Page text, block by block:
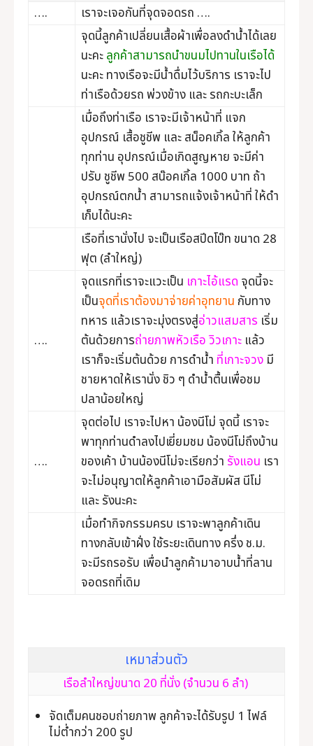
….
เราจะเจอกันที่จุดจอดรถ ….
จุดนี้ลูกค้าเปลี่ยนเสื้อผ้าเพื่อลงดำน้ำได้เลย
นะคะลูกค้าสามารถนำขนมไปทานในเรือได้
นะคะ ทางเรือจะมีน้ำดื่มไว้บริการ เราจะไป
ท่าเรือด้วยรถ พ่วงข้าง และ รถกะบะเล็ก
เมื่อถึงท่าเรือ เราจะมีเจ้าหน้าที่ แจก
อุปกรณ์ เสื้อชูชีพ และ สน็อคเกิ้ล ให้ลูกค้า
ทุกท่าน อุปกรณ์เมื่อเกิดสูญหาย จะมีค่า
ปรับ ชูชีพ 500 สน๊อคเกิ้ล 1000 บาท ถ้า
อุปกรณ์ตกน้ำ สามารถแจ้งเจ้าหน้าที่ ให้ดำ
เก็บได้นะคะ
เรือที่เรานั่งไป จะเป็นเรือสปีดโบ๊ท ขนาด 28
ฟุต (ลำใหญ่)
….
จุดแรกที่เราจะแวะเป็น เกาะไอ้แรด จุดนี้จะ
เป็นจุดที่เราต้องมาจ่ายค่าอุทยาน กับทาง
ทหาร แล้วเราจะมุ่งตรงสู่อ่าวแสมสาร เริ่ม
ต้นด้วยการถ่ายภาพหัวเรือ วิวเกาะ แล้ว
เราก็จะเริ่มต้นด้วย การดำน้ำ ที่เกาะจวง มี
ชายหาดให้เรานั่ง ชิว ๆ ดำน้ำตื้นเพื่อชม
ปลาน้อยใหญ่
….
จุดต่อไป เราจะไปหา น้องนีโม่ จุดนี้ เราจะ
พาทุกท่านดำลงไปเยี่ยมชม น้องนีโม่ถึงบ้าน
ของเค้า บ้านน้องนีโม่จะเรียกว่า รังแอน เรา
จะไม่อนุญาตให้ลูกค้าเอามือสัมผัส นีโม่
และ รังนะคะ
เมื่อทำกิจกรรมครบ เราจะพาลูกค้าเดิน
ทางกลับเข้าฝั่ง ใช้ระยะเดินทาง ครึ่ง ช.ม.
จะมีรถรอรับ เพื่อนำลูกค้ามาอาบน้ำที่ลาน
จอดรถที่เดิม
เหมาส่วนตัว
เรือลำใหญ่ขนาด 20 ที่นั่ง (จำนวน 6 ลำ)
จัดเต็มคนชอบถ่ายภาพ ลูกค้าจะได้รับรูป 1 ไฟล์
ไม่ต่ำกว่า 200 รูป